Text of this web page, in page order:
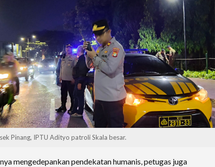
Pinang, IPTU Adityo patroli Skala besar.
mengedepankan pendekatan humanis, petugas juga